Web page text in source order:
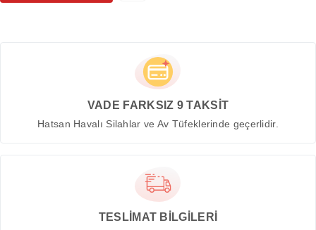
VADE FARKSIZ 9 TAKSİT
Hatsan Havalı Silahlar ve Av Tüfeklerinde geçerlidir.
TESLİMAT BİLGİLERİ